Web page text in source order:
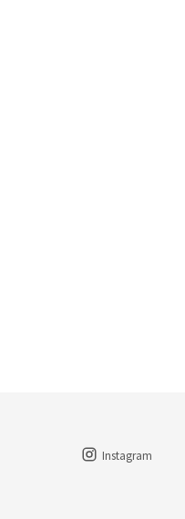
Instagram